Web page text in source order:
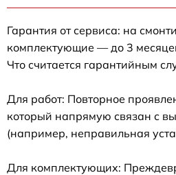
Гарантия от сервиса: на
комплектующие — до 3
Что считается гарантийным
Для работ: Повторное
который напрямую связан с
(например, неправильная
Для комплектующих: